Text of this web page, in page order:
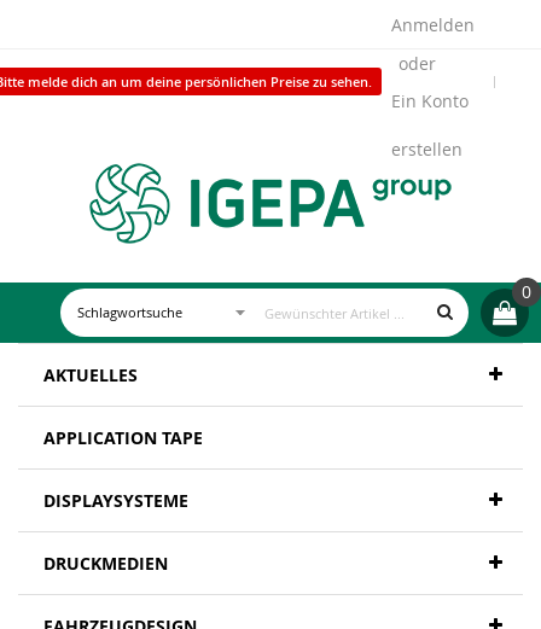
melde dich an um deine persönlichen Preise zu sehen.
Anmelden
Ein Konto
erstellen
0
AKTUELLES
APPLICATION TAPE
DISPLAYSYSTEME
DRUCKMEDIEN